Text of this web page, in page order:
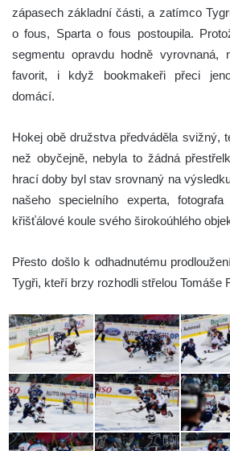
zápasech základní části, a zatímco
o fous, Sparta o fous postoupila.
segmentu opravdu hodně vyrovnaná,
favorit, i když bookmakeři přeci
domácí.
Hokej obě družstva předváděla svižný,
než obyčejně, nebyla to žádná
hrací doby byl stav srovnaný na
našeho specielního experta,
křišťálové koule svého širokoúhlého
Přesto došlo k odhadnutému
Tygři, kteří brzy rozhodli střelou Tomáše